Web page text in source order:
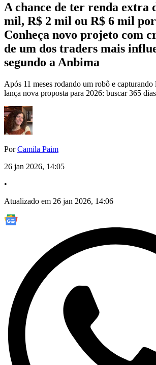
A chance de ter renda extra
mil, R$ 2 mil ou R$ 6 mil
Conheça novo projeto com
de um dos traders mais
segundo a Anbima
Após 11 meses rodando um robô e
lança nova proposta para 2026: buscar 365
PorCamila Paim
26 jan 2026, 14:05
•
Atualizado em 26 jan 2026, 14:06